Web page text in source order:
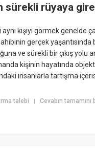
sürekli rüyaya
aynı kişiyi görmek genelde
gerçek yaşantısında
ve sürekli bir çıkış yolu
kişinin hayatında
insanlarla tartışma
talebi |Cevabın